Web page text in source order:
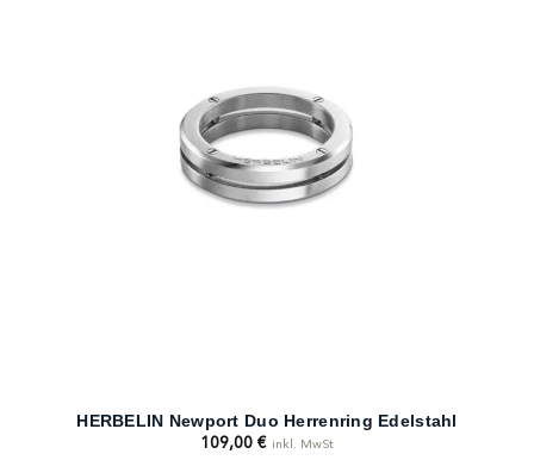
HERBELIN Newport Duo Herrenring Edelstahl
109,00 € inkl. MwSt